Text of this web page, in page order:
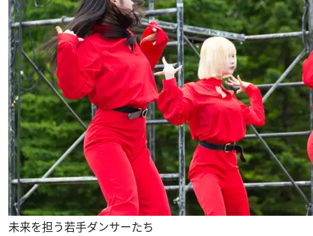
未来を担う若手ダンサーたち